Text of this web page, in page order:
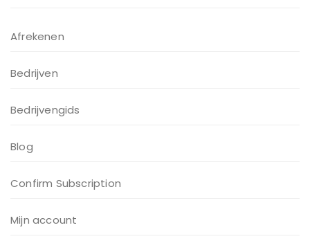
Afrekenen
Bedrijven
Bedrijvengids
Blog
Confirm Subscription
Mijn account